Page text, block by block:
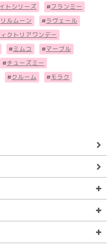
トシリーズ #フランミー
リルムーン #ラヴェール
クトリアワンデー
#ミムコ #マーブル
#チューズミー
#クルーム #モラク